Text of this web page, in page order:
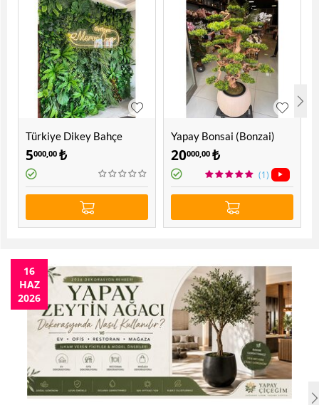
Türkiye Dikey Bahçe
5000,00 ₺
Yapay Bonsai (Bonzai)
Ağacı 1.60 Mt
20000,00 ₺
(1)
16
HAZ
2026